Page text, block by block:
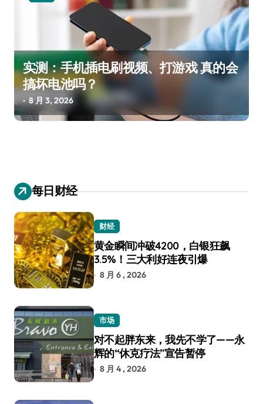
实测：手机插电刷视频、打游戏 真的会
搞坏电池吗？
8 月 3, 2026
每日财经
财经
黄金瞬间冲破4200，白银狂飙
3.5%！三大利好连夜引爆
8 月 6 , 2026
市场
对不起胖东来，我先不学了——永
辉的“休克疗法”宣告暂停
8 月 4 , 2026